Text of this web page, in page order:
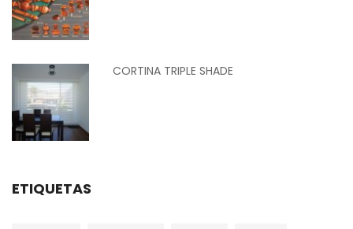
CORTINA TRIPLE SHADE
ETIQUETAS